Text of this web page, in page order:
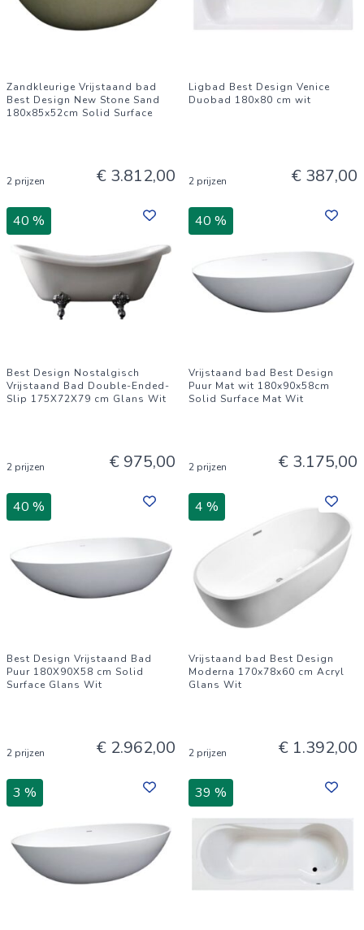
Zandkleurige Vrijstaand bad
Best Design New Stone Sand
180x85x52cm Solid Surface
2 prijzen € 3.812,00
Ligbad Best Design Venice
Duobad 180x80 cm wit
2 prijzen € 387,00
40 %
Best Design Nostalgisch
Vrijstaand Bad Double-Ended-
Slip 175X72X79 cm Glans Wit
2 prijzen € 975,00
40 %
Vrijstaand bad Best Design
Puur Mat wit 180x90x58cm
Solid Surface Mat Wit
2 prijzen € 3.175,00
40 %
Best Design Vrijstaand Bad
Puur 180X90X58 cm Solid
Surface Glans Wit
2 prijzen € 2.962,00
4 %
Vrijstaand bad Best Design
Moderna 170x78x60 cm Acryl
Glans Wit
2 prijzen € 1.392,00
3 % 39 %